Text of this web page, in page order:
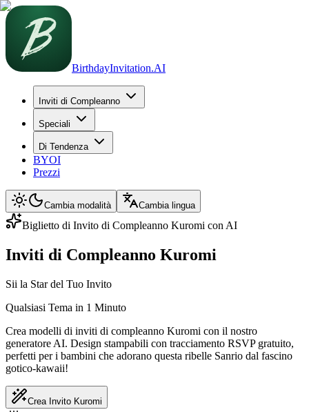
BirthdayInvitation.AI
Inviti di Compleanno
Speciali
Di Tendenza
BYOI
Prezzi
Cambia modalità Cambia lingua
Biglietto di Invito di Compleanno Kuromi con AI
Inviti di Compleanno Kuromi
Sii la Star del Tuo Invito
Qualsiasi Tema in 1 Minuto
Crea modelli di inviti di compleanno Kuromi con il nostro
generatore AI. Design stampabili con tracciamento RSVP gratuito,
perfetti per i bambini che adorano questa ribelle Sanrio dal fascino
gotico-kawaii!
Crea Invito Kuromi